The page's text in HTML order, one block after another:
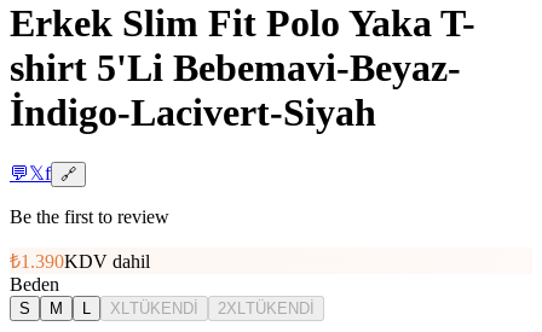
Erkek Slim Fit Polo Yaka T-
shirt 5'Li Bebemavi-Beyaz-
İndigo-Lacivert-Siyah
💬𝕏f 🔗
Be the first to review
₺1.390KDV dahil
Beden
S M XL TÜKENDİ 2XL TÜKENDİ